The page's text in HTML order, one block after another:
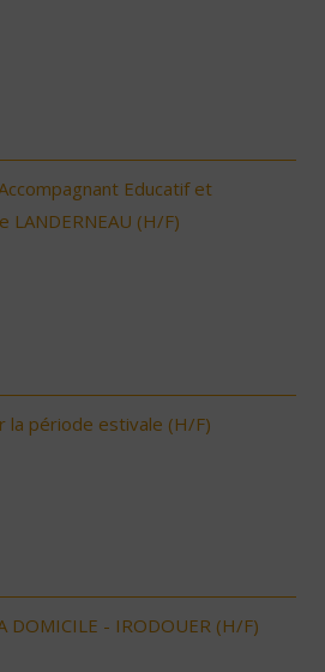
Educatif et
LANDERNEAU (H/F)
la période estivale (H/F)
DOMICILE - IRODOUER (H/F)